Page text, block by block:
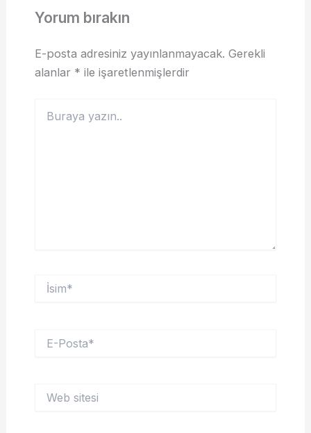
Yorum bırakın
E-posta adresiniz yayınlanmayacak. Gerekli
alanlar * ile işaretlenmişlerdir
yazın..
İsim*
Posta*
sitesi